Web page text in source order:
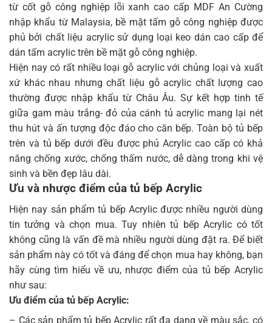
từ cốt gỗ công nghiệp lõi xanh cao cấp MDF An Cường
nhập khẩu từ Malaysia, bề mặt tấm gỗ công nghiệp được
phủ bởi chất liệu acrylic sử dụng loại keo dán cao cấp để
dán tấm acrylic trên bề mặt gỗ công nghiệp.
Hiện nay có rất nhiều loại gỗ acrylic với chủng loại và xuất
xứ khác nhau nhưng chất liệu gỗ acrylic chất lượng cao
thường được nhập khẩu từ Châu Âu. Sự kết hợp tinh tế
giữa gam màu trắng- đỏ của cánh tủ acrylic mang lại nét
thu hút và ấn tượng độc đáo cho căn bếp. Toàn bộ tủ bếp
trên và tủ bếp dưới đều được phủ Acrylic cao cấp có khả
năng chống xước, chống thấm nước, dễ dàng trong khi vệ
sinh và bền đẹp lâu dài.
Ưu và nhược điểm của tủ bếp Acrylic
Hiện nay sản phẩm tủ bếp Acrylic được nhiều người dùng
tin tưởng và chọn mua. Tuy nhiên tủ bếp Acrylic có tốt
không cũng là vấn đề mà nhiều người dùng đặt ra. Để biết
sản phẩm này có tốt và đáng để chọn mua hay không, bạn
hãy cùng tìm hiểu về ưu, nhược điểm của tủ bếp Acrylic
như sau:
Ưu điểm của tủ bếp Acrylic:
– Các sản phẩm tủ bếp Acrylic rất đa dạng về màu sắc, có